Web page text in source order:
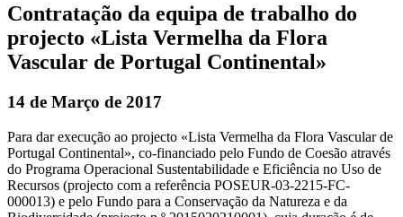
Contratação da equipa de trabalho do
projecto «Lista Vermelha da Flora
Vascular de Portugal Continental»
14 de Março de 2017
Para dar execução ao projecto «Lista Vermelha da Flora Vascular de
Portugal Continental», co-financiado pelo Fundo de Coesão através
do Programa Operacional Sustentabilidade e Eficiência no Uso de
Recursos (projecto com a referência POSEUR-03-2215-FC-
000013) e pelo Fundo para a Conservação da Natureza e da